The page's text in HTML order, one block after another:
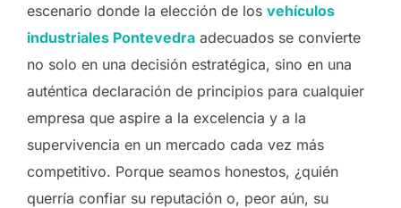
escenario donde la elección de los vehículos
industriales Pontevedra adecuados se convierte
no solo en una decisión estratégica, sino en una
auténtica declaración de principios para cualquier
empresa que aspire a la excelencia y a la
supervivencia en un mercado cada vez más
competitivo. Porque seamos honestos, ¿quién
querría confiar su reputación o, peor aún, su